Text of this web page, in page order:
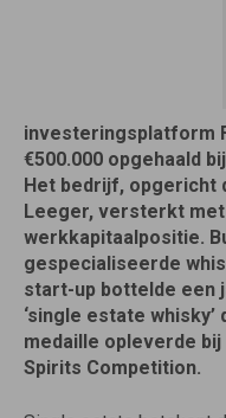
investeringsplatform
€500.000 opgehaald
Het bedrijf, opgericht
Leeger, versterkt met
werkkapitaalpositie.
gespecialiseerde
start-up bottelde een
‘single estate
medaille opleverde
Spirits Competition.